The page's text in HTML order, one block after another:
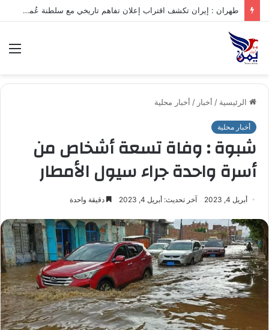
.تعرف على متوسط أسعار الذهب في صنعاء وعدن الخميس – 06/08/2026
الرئيسية / أخبار / أخبار محلية
أخبار محلية
شبوة : وفاة تسعة أشخاص من
أسرة واحدة جراء سيول الأمطار
أبريل 4, 2023 آخر تحديث: أبريل 4, 2023 دقيقة واحدة